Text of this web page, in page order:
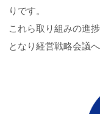
りです。
これら取り組みの進
となり経営戦略会議